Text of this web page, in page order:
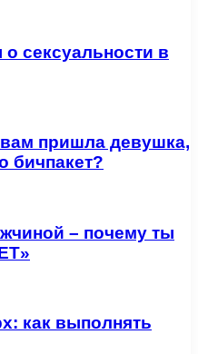
сексуальности в
пришла девушка,
бичпакет?
– почему ты
как выполнять